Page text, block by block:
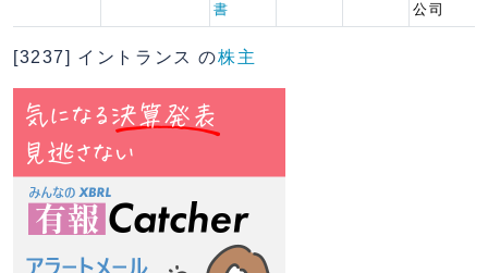
書
公司
[3237] イントランス の株主